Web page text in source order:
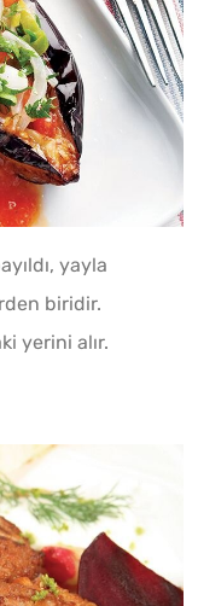
yayla
biridir.
yerini alır.